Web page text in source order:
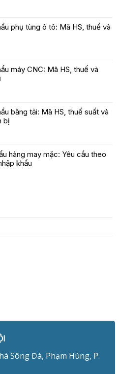
phụ tùng ô tô: Mã HS, thuế và
máy CNC: Mã HS, thuế và
băng tải: Mã HS, thuế suất và
bị
hàng may mặc: Yêu cầu theo
khẩu
Sông Đà, Phạm Hùng, P.